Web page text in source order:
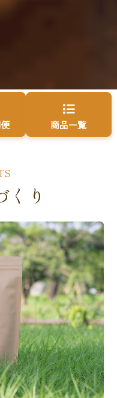
商品一覧
くり